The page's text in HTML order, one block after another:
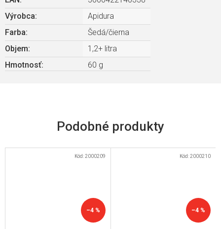
Výrobca:
Apidura
Farba:
Šedá/čierna
Objem:
1,2+ litra
Hmotnosť: 60 g
–4 %
Kód:2000209
–4 %
Kód:2000210